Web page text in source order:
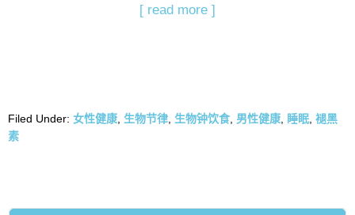
[ read more ]
Filed Under: 女性健康 生物节律 生物钟饮食 男性健康 睡眠 褪黑
素